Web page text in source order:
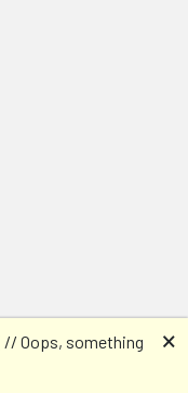
Oops, something
🗙